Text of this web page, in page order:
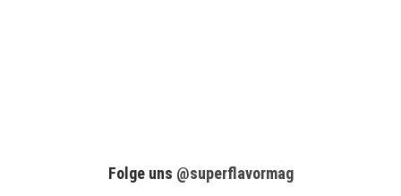
Folge uns @superflavormag